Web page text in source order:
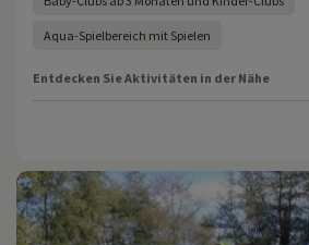
Aqua-Spielbereich mit Spielen
Entdecken Sie Aktivitäten in der Nähe